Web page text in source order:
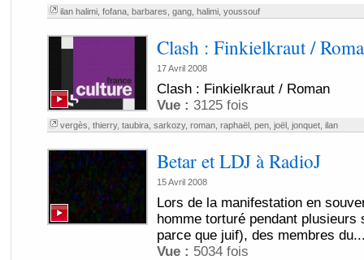
ilan halimi, fofana, barbares gang, halimi, youssouf
Clash : Finkielkraut /
17 Avril 2008
Clash : Finkielkraut / Roman
Vue : 3125 fois
vergès thierry, taubira, sarkozy, roman, raphaël, pen, joël, jonquet, ilan
Betar et LDJ à RadioJ
15 Avril 2008
Lors de la manifestation en
homme torturé pendant plusieurs
parce que juif), des membres
Vue : 5034 fois